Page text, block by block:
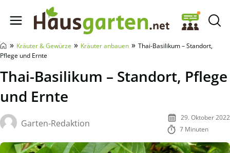
Hausgarten.net
» Kräuter & Gewürze » Kräuter anbauen » Thai-Basilikum – Standort,
Pflege und Ernte
Thai-Basilikum – Standort, Pflege
und Ernte
Garten-Redaktion
29. Oktober 2022
7 Minuten